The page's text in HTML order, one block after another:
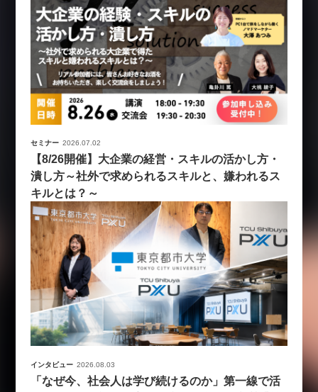
セミナー 2026.07.02
【8/26開催】大企業の経営・スキルの活かし方・
潰し方～社外で求められるスキルと、嫌われるス
キルとは？～
インタビュー 2026.08.03
「なぜ今、社会人は学び続けるのか」第一線で活